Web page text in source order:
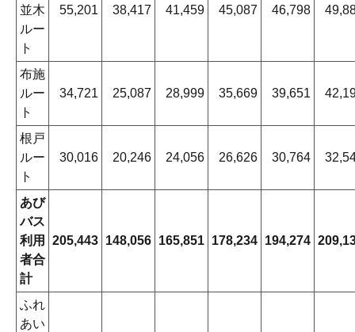
並木
ルー
ト
55,201 38,417 41,459 45,087 46,798
布施
ルー
ト
34,721 25,087 28,999 35,669 39,651
根戸
ルー
ト
30,016 20,246 24,056 26,626 30,764
あび
バス
利用
者合
計
205,443 148,056 165,851 178,234 194,274
ふれ
あい